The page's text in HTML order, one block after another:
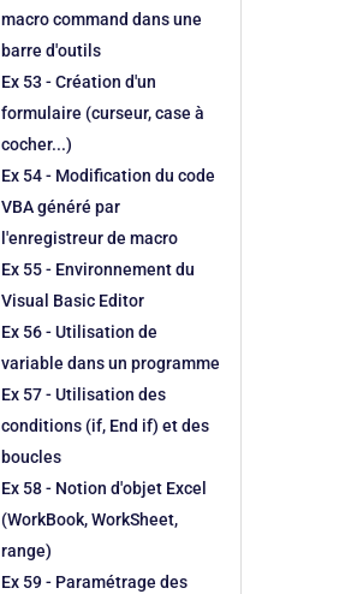
macro command dans une
barre d'outils
Ex 53 - Création d'un
formulaire (curseur, case à
cocher...)
Ex 54 - Modification du code
VBA généré par
l'enregistreur de macro
Ex 55 - Environnement du
Visual Basic Editor
Ex 56 - Utilisation de
variable dans un programme
Ex 57 - Utilisation des
conditions (if, End if) et des
boucles
Ex 58 - Notion d'objet Excel
(WorkBook, WorkSheet,
range)
Ex 59 - Paramétrage des